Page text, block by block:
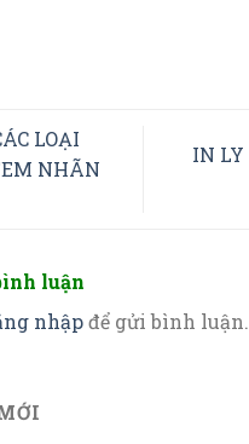
LOẠI
NHÃN
IN
luận
nhậpđể gửi bình luận.